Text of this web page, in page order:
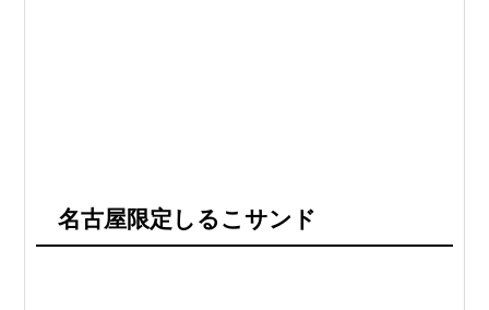
名古屋限定しるこサンド